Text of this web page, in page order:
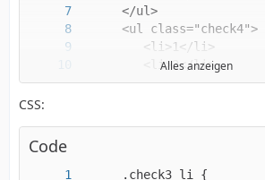
Alles anzeigen
CSS:
Code